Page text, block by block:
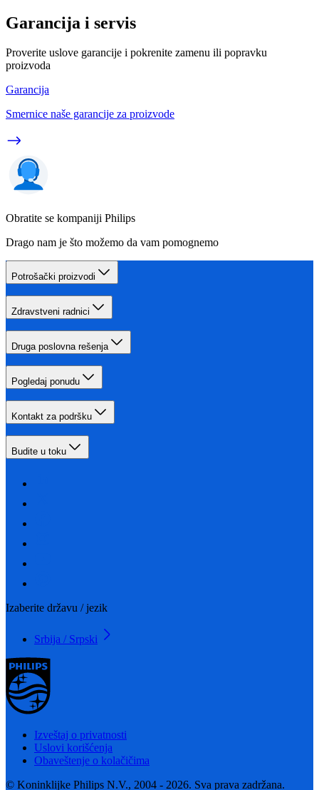
Garancija i servis
Proverite uslove garancije i pokrenite zamenu ili popravku
proizvoda
Garancija
Smernice naše garancije za proizvode
Obratite se kompaniji Philips
Drago nam je što možemo da vam pomognemo
Potrošački proizvodi
Zdravstveni radnici
Druga poslovna rešenja
Pogledaj ponudu
Kontakt za podršku
Budite u toku
Izaberite državu / jezik
Srbija / Srpski
Izveštaj o privatnosti
Uslovi korišćenja
Obaveštenje o kolačičima
© Koninklijke Philips N.V., 2004 - 2026. Sva prava zadržana.